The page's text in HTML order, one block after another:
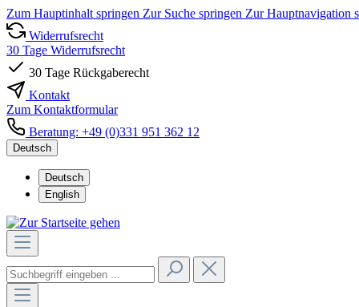
Zum Hauptinhalt springen Zur Suche springen Zur Hauptnavigation
Widerrufsrecht
30 Tage Widerrufsrecht
30 Tage Rückgaberecht
Kontakt
Zum Kontaktformular
Beratung: +49 (0)331 951 362 12
Deutsch
Deutsch
English